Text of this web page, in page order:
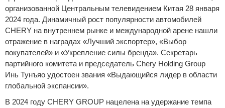
организованной Центральным телевидением Китая 28 января
2024 года. Динамичный рост популярности автомобилей
CHERY на внутреннем рынке и международной арене нашли
отражение в наградах «Лучший экспортер», «Выбор
покупателей» и «Укрепление силы бренда». Секретарь
партийного комитета и председатель Chery Holding Group
Инь Тунъяо удостоен звания «Выдающийся лидер в области
глобальной экспансии».
В 2024 году CHERY GROUP нацелена на удержание темпа